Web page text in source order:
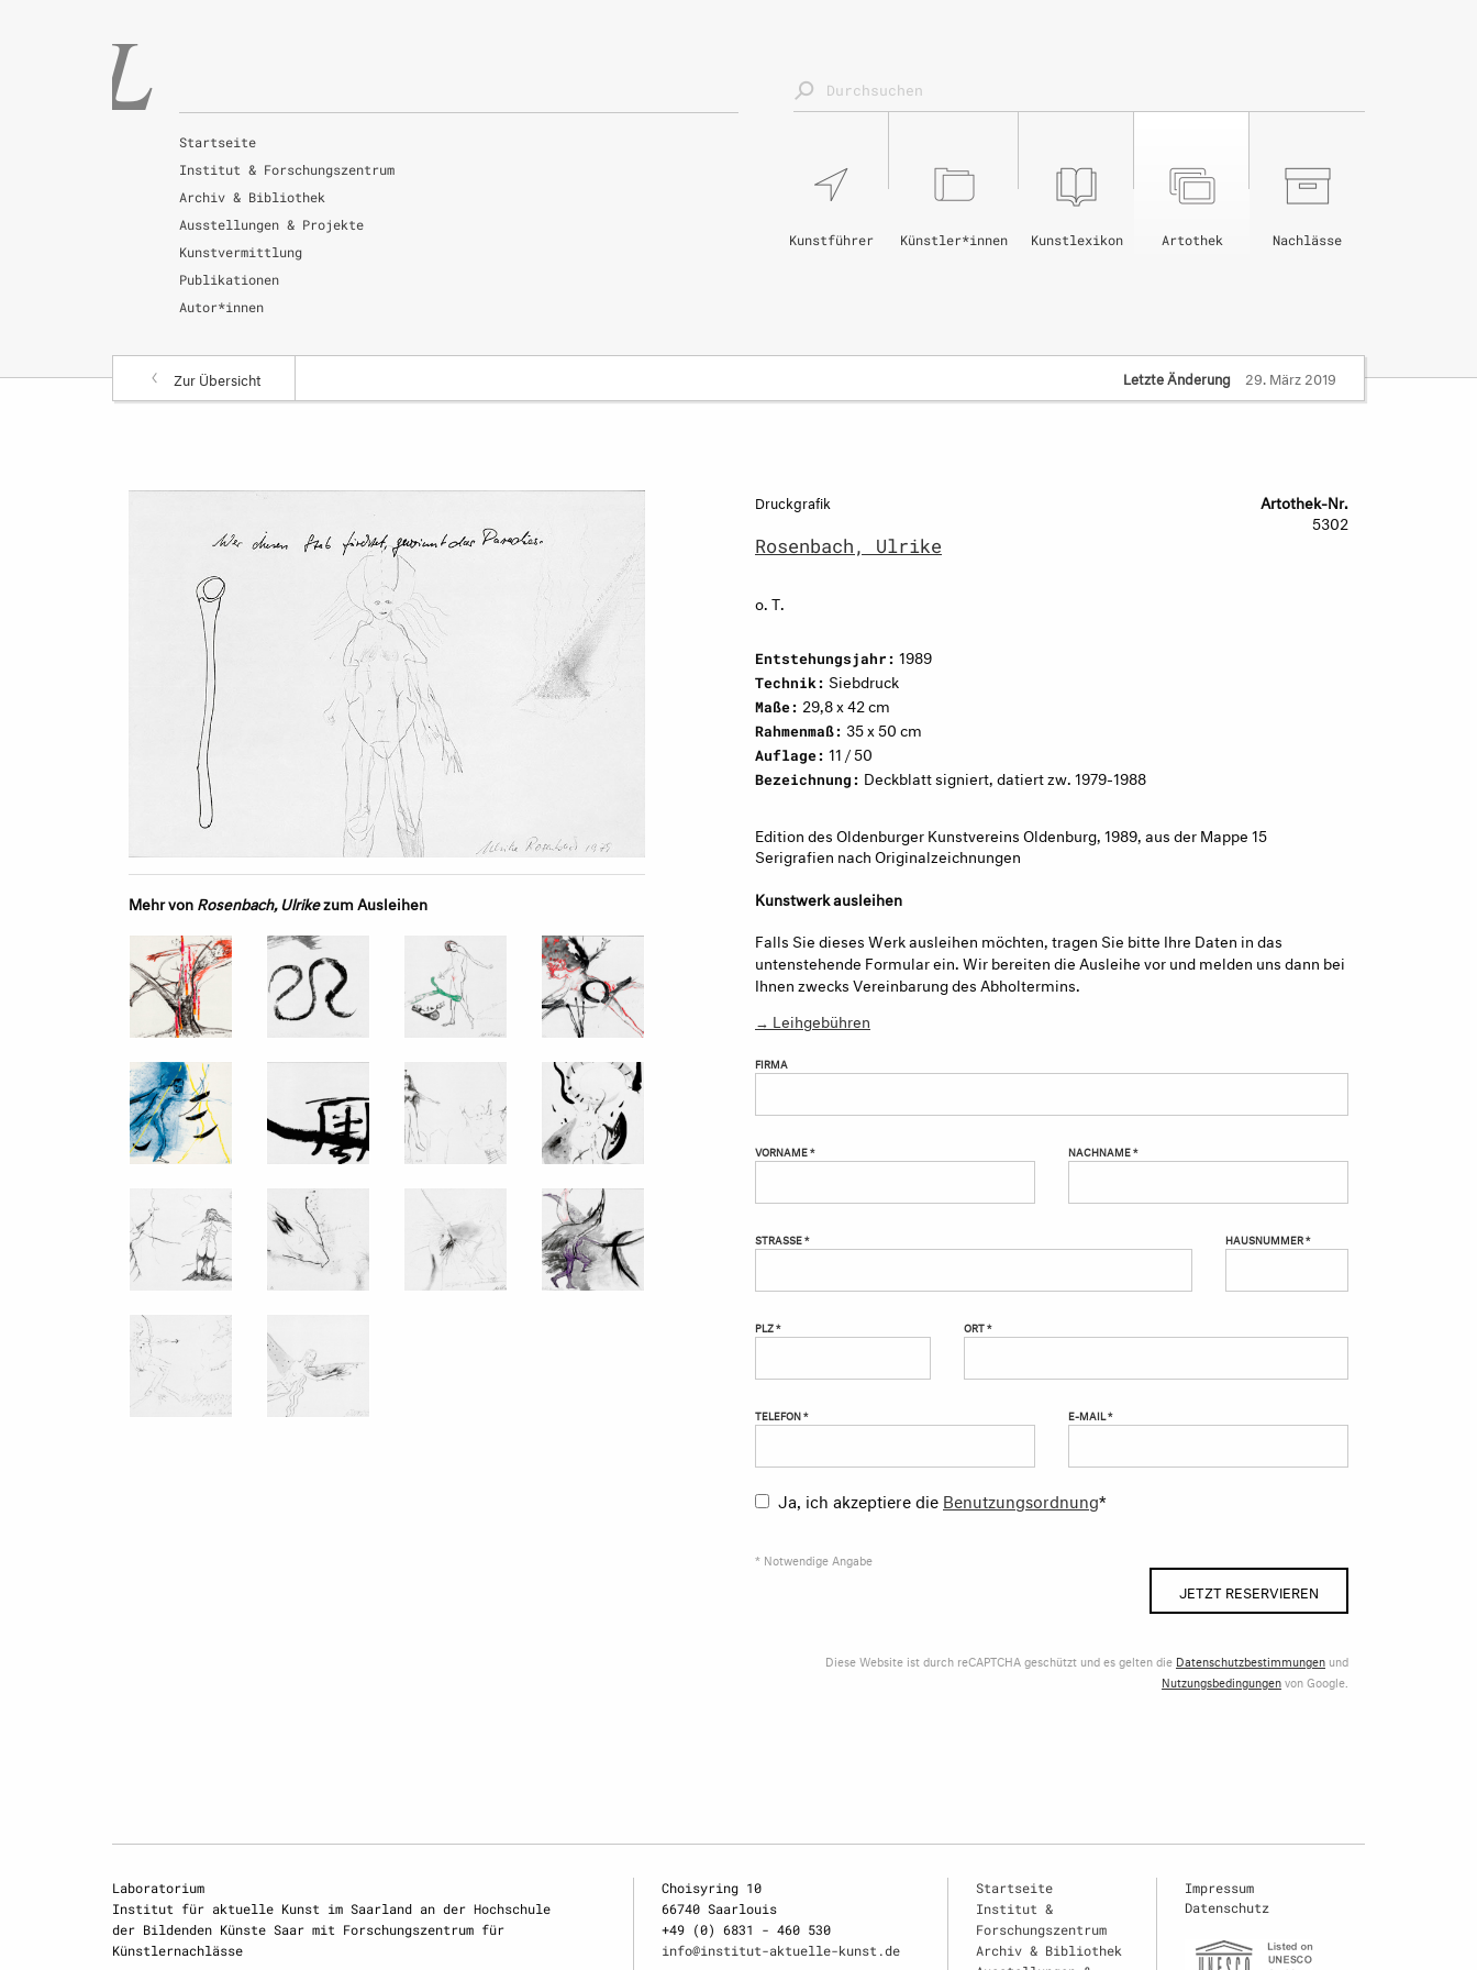
Startseite
Institut & Forschungszentrum
Archiv & Bibliothek
Ausstellungen & Projekte
Kunstvermittlung
Publikationen
Autor*innen
Nachlässe
Artothek
Kunstlexikon
Künstler*innen
Kunstführer
Zur Übersicht Letzte Änderung 29. März 2019
Mehr vonRosenbach, Ulrikezum Ausleihen
Druckgrafik
Rosenbach, Ulrike
o. T.
Artothek-Nr.
5302
Entstehungsjahr: 1989
Technik: Siebdruck
Maße: 29,8 x 42 cm
Rahmenmaß: 35 x 50 cm
Auflage: 11 / 50
Bezeichnung: Deckblatt signiert, datiert zw. 1979-1988
Edition des Oldenburger Kunstvereins Oldenburg, 1989, aus der Mappe 15
Serigrafien nach Originalzeichnungen
Kunstwerk ausleihen
Falls Sie dieses Werk ausleihen möchten, tragen Sie bitte Ihre Daten in das
untenstehende Formular ein. Wir bereiten die Ausleihe vor und melden uns dann bei
Ihnen zwecks Vereinbarung des Abholtermins.
→ Leihgebühren
FIRMA
VORNAME * NACHNAME *
STRASSE * HAUSNUMMER *
PLZ * ORT *
TELEFON * E-MAIL *
Ja, ich akzeptiere die Benutzungsordnung*
* Notwendige Angabe
JETZT RESERVIEREN
Diese Website ist durch reCAPTCHA geschützt und es gelten die Datenschutzbestimmungen und
Nutzungsbedingungenvon Google.
Laboratorium
Institut für aktuelle Kunst im Saarland an der Hochschule
der Bildenden Künste Saar mit Forschungszentrum für
Künstlernachlässe
Choisyring 10
66740 Saarlouis
+49 (0) 6831 - 460 530
info@institut-aktuelle-kunst.de
Startseite
Institut &
Forschungszentrum
Archiv & Bibliothek
Impressum
Datenschutz